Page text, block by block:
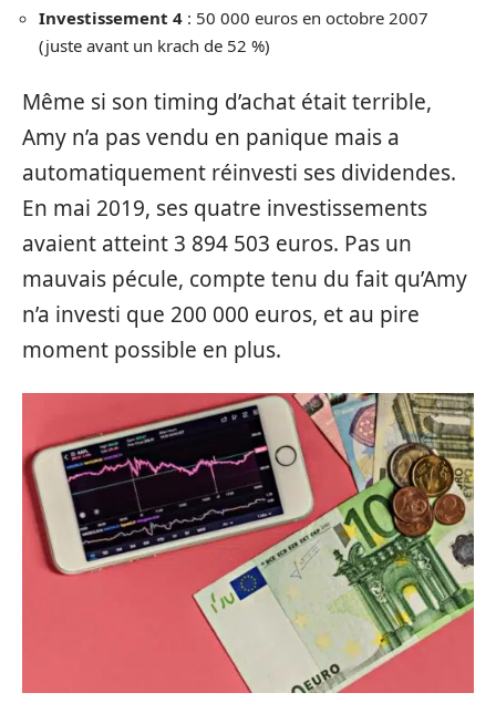
Investissement 4 : 50 000 euros en octobre 2007
(juste avant un krach de 52 %)
Même si son timing d’achat était terrible,
Amy n’a pas vendu en panique mais a
automatiquement réinvesti ses dividendes.
En mai 2019, ses quatre investissements
avaient atteint 3 894 503 euros. Pas un
mauvais pécule, compte tenu du fait qu’Amy
n’a investi que 200 000 euros, et au pire
moment possible en plus.